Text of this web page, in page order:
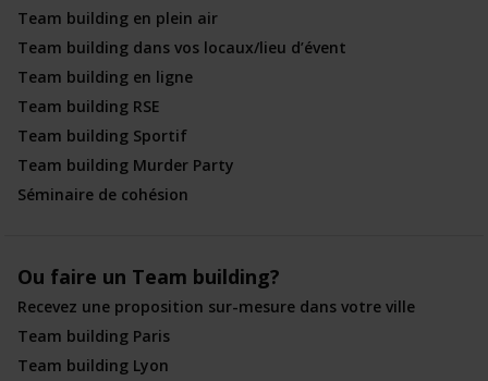
Team building en plein air
Team building dans vos locaux/lieu d’évent
Team building en ligne
Team building RSE
Team building Sportif
Team building Murder Party
Séminaire de cohésion
Ou faire un Team building?
Recevez une proposition sur-mesure dans votre ville
Team building Paris
Team building Lyon